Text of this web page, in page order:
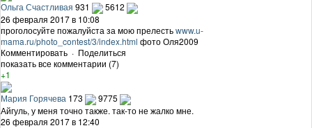
Ольга Счастливая 931
5612
26 февраля 2017 в 10:08
проголосуйте пожалуйста за мою прелестьwww.u-
mama.ru/photo_contest/3/index.html фото Оля2009
Комментировать · Поделиться
показать все комментарии (7)
+1
Мария Горячева 173
9775
Айгуль, у меня точно также. так-то не жалко мне.
26 февраля 2017 в 12:40